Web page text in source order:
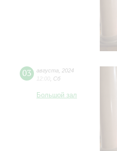
03 августа
2024
12:00 Сб
Большой зал